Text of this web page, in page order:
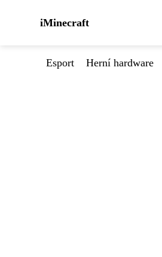
iMinecraft
Esport Herní hardware